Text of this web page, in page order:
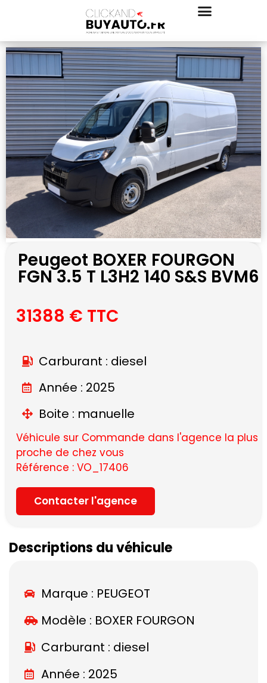
Peugeot BOXER FOURGON
FGN 3.5 T L3H2 140 S&S BVM6
31388 € TTC
Carburant : diesel
Année : 2025
Boite : manuelle
Véhicule sur Commande dans l'agence la plus
proche de chez vous
Référence : VO_17406
Contacter l'agence
Descriptions du véhicule
Marque : PEUGEOT
Modèle : BOXER FOURGON
Carburant : diesel
Année : 2025